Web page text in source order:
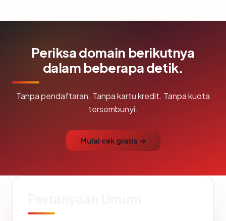
Periksa domain berikutnya
dalam beberapa detik.
Tanpa pendaftaran. Tanpa kartu kredit. Tanpa kuota
tersembunyi.
Mulai cek gratis →